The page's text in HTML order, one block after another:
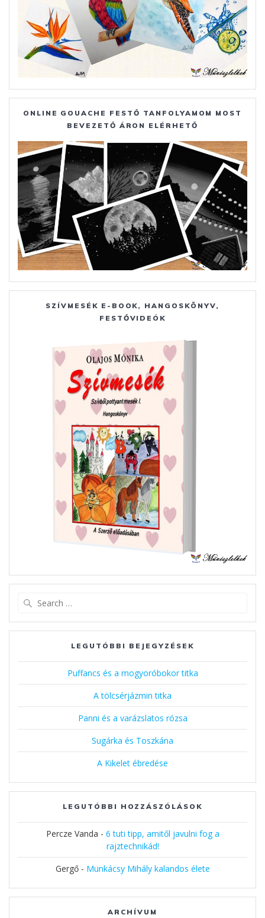
ONLINE GOUACHE FESTŐ TANFOLYAMOM MOST
BEVEZETŐ ÁRON ELÉRHETŐ
SZÍVMESÉK E-BOOK, HANGOSKÖNYV,
FESTŐVIDEÓK
LEGUTÓBBI BEJEGYZÉSEK
Puffancs és a mogyoróbokor titka
A tölcsérjázmin titka
Panni és a varázslatos rózsa
Sugárka és Toszkána
A Kikelet ébredése
LEGUTÓBBI HOZZÁSZÓLÁSOK
Percze Vanda - 6 tuti tipp, amitől javulni fog a
rajztechnikád!
Gergő- Munkácsy Mihály kalandos élete
ARCHÍVUM